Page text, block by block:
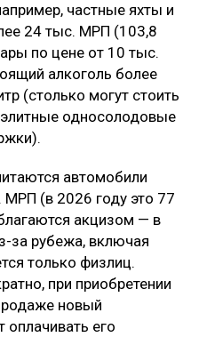
частные яхты и
24 тыс. МРП (103,8
по цене от 10 тыс.
алкоголь более
(столько могут стоить
односолодовые
автомобили
(в 2026 году это 77
акцизом — в
за рубежа, включая
только физлиц.
при приобретении
новый
его